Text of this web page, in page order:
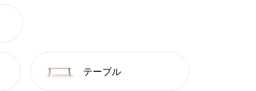
テーブル